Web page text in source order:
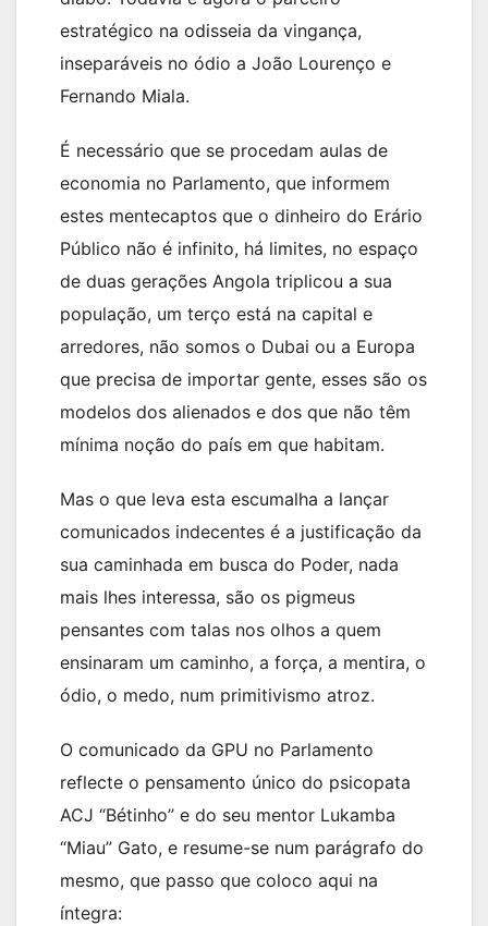
estratégico na odisseia da vingança,
inseparáveis no ódio a João Lourenço e
Fernando Miala.
É necessário que se procedam aulas de
economia no Parlamento, que informem
estes mentecaptos que o dinheiro do Erário
Público não é infinito, há limites, no espaço
de duas gerações Angola triplicou a sua
população, um terço está na capital e
arredores, não somos o Dubai ou a Europa
que precisa de importar gente, esses são os
modelos dos alienados e dos que não têm
mínima noção do país em que habitam.
Mas o que leva esta escumalha a lançar
comunicados indecentes é a justificação da
sua caminhada em busca do Poder, nada
mais lhes interessa, são os pigmeus
pensantes com talas nos olhos a quem
ensinaram um caminho, a força, a mentira, o
ódio, o medo, num primitivismo atroz.
O comunicado da GPU no Parlamento
reflecte o pensamento único do psicopata
ACJ “Bétinho” e do seu mentor Lukamba
“Miau” Gato, e resume-se num parágrafo do
mesmo, que passo que coloco aqui na
íntegra: